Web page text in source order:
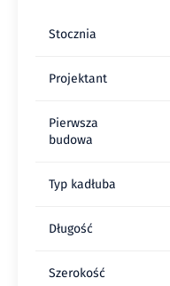
Stocznia
Projektant
Pierwsza
budowa
Typ kadłuba
Długość
Szerokość